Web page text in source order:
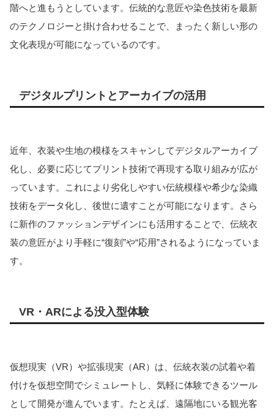
階へと進もうとしています。伝統的な意匠や染色技術を最新
のテクノロジーと掛け合わせることで、まったく新しい形の
文化表現が可能になっているのです。
デジタルプリントとアーカイブの活用
近年、衣装や生地の模様をスキャンしてデジタルアーカイブ
化し、必要に応じてプリント技術で再現する取り組みが広が
っています。これにより劣化しやすい伝統模様や希少な染織
技術をデータ化し、後世に遺すことが可能になります。さら
に新作のファッションデザインにも活用することで、伝統衣
装の意匠がより手軽に“復刻”や“応用”されるようになっていま
す。
VR・ARによる没入型体験
仮想現実（VR）や拡張現実（AR）は、伝統衣装の試着や着
付けを仮想空間でシミュレートし、気軽に体験できるツール
として開発が進んでいます。たとえば、遠隔地にいる観光客